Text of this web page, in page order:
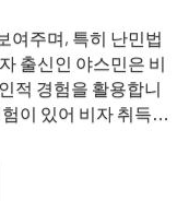
여주며, 특히 난민법
출신인 야스민은 비
적 경험을 활용합니
이 있어 비자 취득과
람들을 위해 이 절차